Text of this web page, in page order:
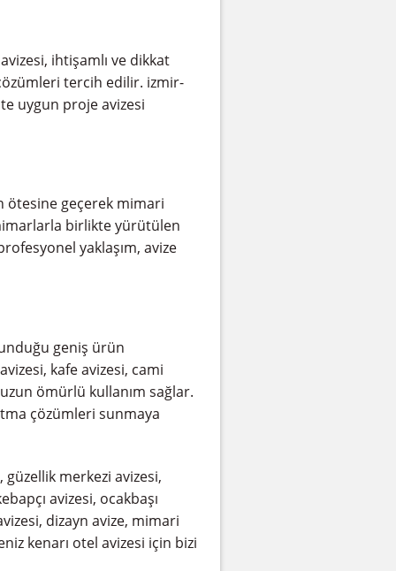
ihtişamlı ve dikkat
tercih edilir. izmir-
uygun proje avizesi
ötesine geçerek mimari
birlikte yürütülen
yaklaşım, avize
geniş ürün
kafe avizesi, cami
ömürlü kullanım sağlar.
çözümleri sunmaya
merkezi avizesi,
avizesi, ocakbaşı
dizayn avize, mimari
kenarı otel avizesi için bizi